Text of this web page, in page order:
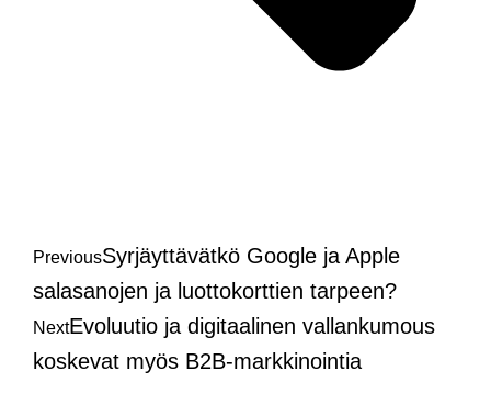
PreviousSyrjäyttävätkö Google ja Apple
salasanojen ja luottokorttien tarpeen?
NextEvoluutio ja digitaalinen vallankumous
koskevat myös B2B-markkinointia